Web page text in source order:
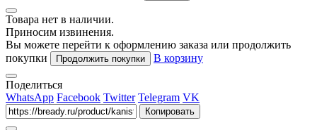
Товара нет в наличии.
Приносим извинения.
Вы можете перейти к оформлению заказа или продолжить
покупки
Продолжить покупки В корзину
Поделиться
WhatsApp Facebook Twitter Telegram VK
Копировать